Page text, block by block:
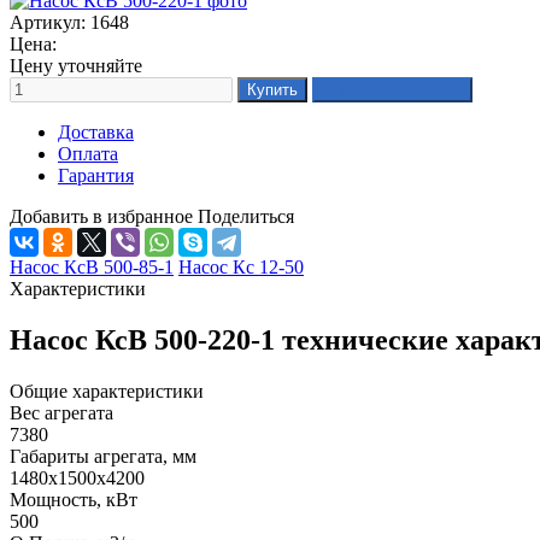
Артикул: 1648
Цена:
Цену уточняйте
Доставка
Оплата
Гарантия
Добавить в избранное Поделиться
Насос КсВ 500-85-1 Насос Кс 12-50
Характеристики
Насос КсВ 500-220-1 технические
Общие характеристики
Вес агрегата
7380
Габариты агрегата, мм
1480x1500x4200
Мощность, кВт
500